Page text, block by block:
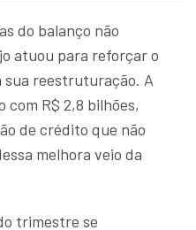
do balanço não
atuou para reforçar o
reestruturação. A
R$ 2,8 bilhões,
de crédito que não
melhora veio da
trimestre se